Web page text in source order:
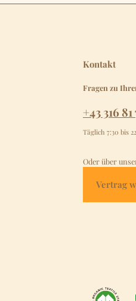
Kontakt
Fragen zu
+43 316 81
Täglich 7:30 bis
Oder über
Vertrag